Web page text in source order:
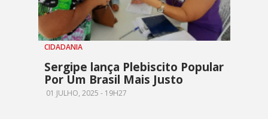
CIDADANIA
Sergipe lança Plebiscito Popular
Por Um Brasil Mais Justo
01 JULHO, 2025 - 19H27